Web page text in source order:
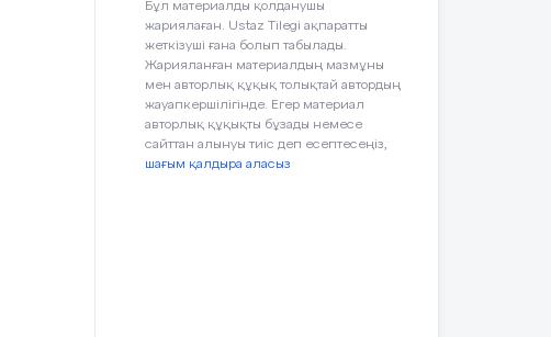
Бұл материалды қолданушы
жариялаған. Ustaz Tilegi ақпаратты
жеткізуші ғана болып табылады.
Жарияланған материалдың мазмұны
мен авторлық құқық толықтай автордың
жауапкершілігінде. Егер материал
авторлық құқықты бұзады немесе
сайттан алынуы тиіс деп есептесеңіз,
шағым қалдыра аласыз